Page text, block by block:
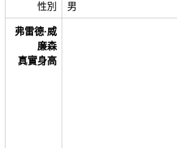
性別 男
弗雷德·威
廉森
真實身高